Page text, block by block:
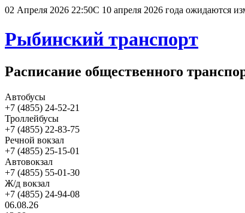
02 Апреля 2026 22:50С 10 апреля 2026 года ожидаются
Рыбинский транспорт
Расписание общественного
Автобусы
+7 (4855) 24-52-21
Троллейбусы
+7 (4855) 22-83-75
Речной вокзал
+7 (4855) 25-15-01
Автовокзал
+7 (4855) 55-01-30
Ж/д вокзал
+7 (4855) 24-94-08
06.08.26